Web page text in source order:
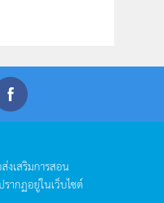
งเสริมการสอน
ากฏอยู่ในเว็บไซต์